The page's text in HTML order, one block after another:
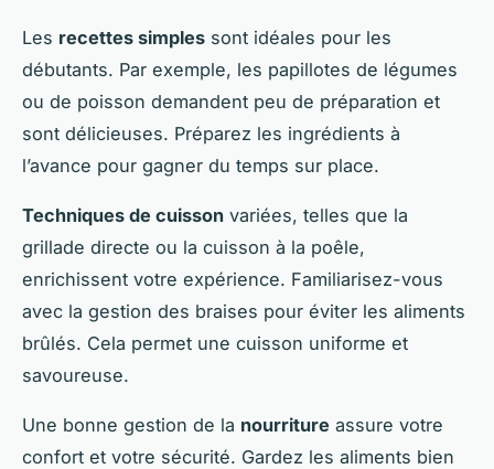
Les recettes simples sont idéales pour les
débutants. Par exemple, les papillotes de légumes
ou de poisson demandent peu de préparation et
sont délicieuses. Préparez les ingrédients à
l’avance pour gagner du temps sur place.
Techniques de cuisson variées, telles que la
grillade directe ou la cuisson à la poêle,
enrichissent votre expérience. Familiarisez-vous
avec la gestion des braises pour éviter les aliments
brûlés. Cela permet une cuisson uniforme et
savoureuse.
Une bonne gestion de la nourriture assure votre
confort et votre sécurité. Gardez les aliments bien